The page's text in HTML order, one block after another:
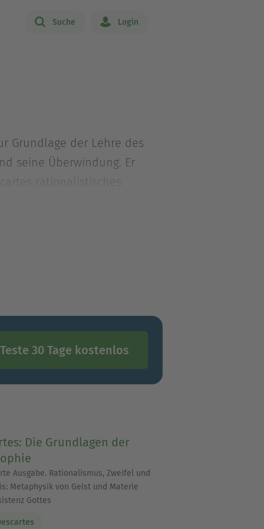
Suche Login
Grundlage der Lehre des
seine Überwindung. Er
rationalistisches
Teste 30 Tage kostenlos
Die Grundlagen der
Ausgabe. Rationalismus, Zweifel und
Metaphysik von Geist und Materie
Gottes